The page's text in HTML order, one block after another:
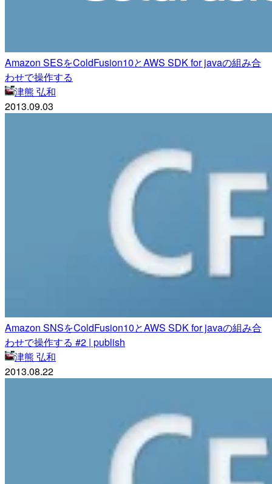
Amazon SESをColdFusion10とAWS SDK for javaの組み合
わせで操作する
津熊 弘和
2013.09.03
Amazon SNSをColdFusion10とAWS SDK for javaの組み合
わせで操作する #2 | publish
津熊 弘和
2013.08.22